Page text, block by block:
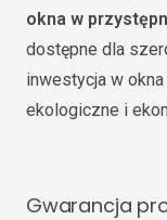
okna w
dostępne dla
inwestycja w
ekologiczne i
Gwarancja